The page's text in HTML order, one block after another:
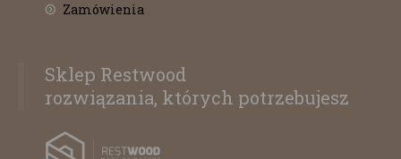
Zamówienia
Sklep Restwood
rozwiązania, których potrzebujesz